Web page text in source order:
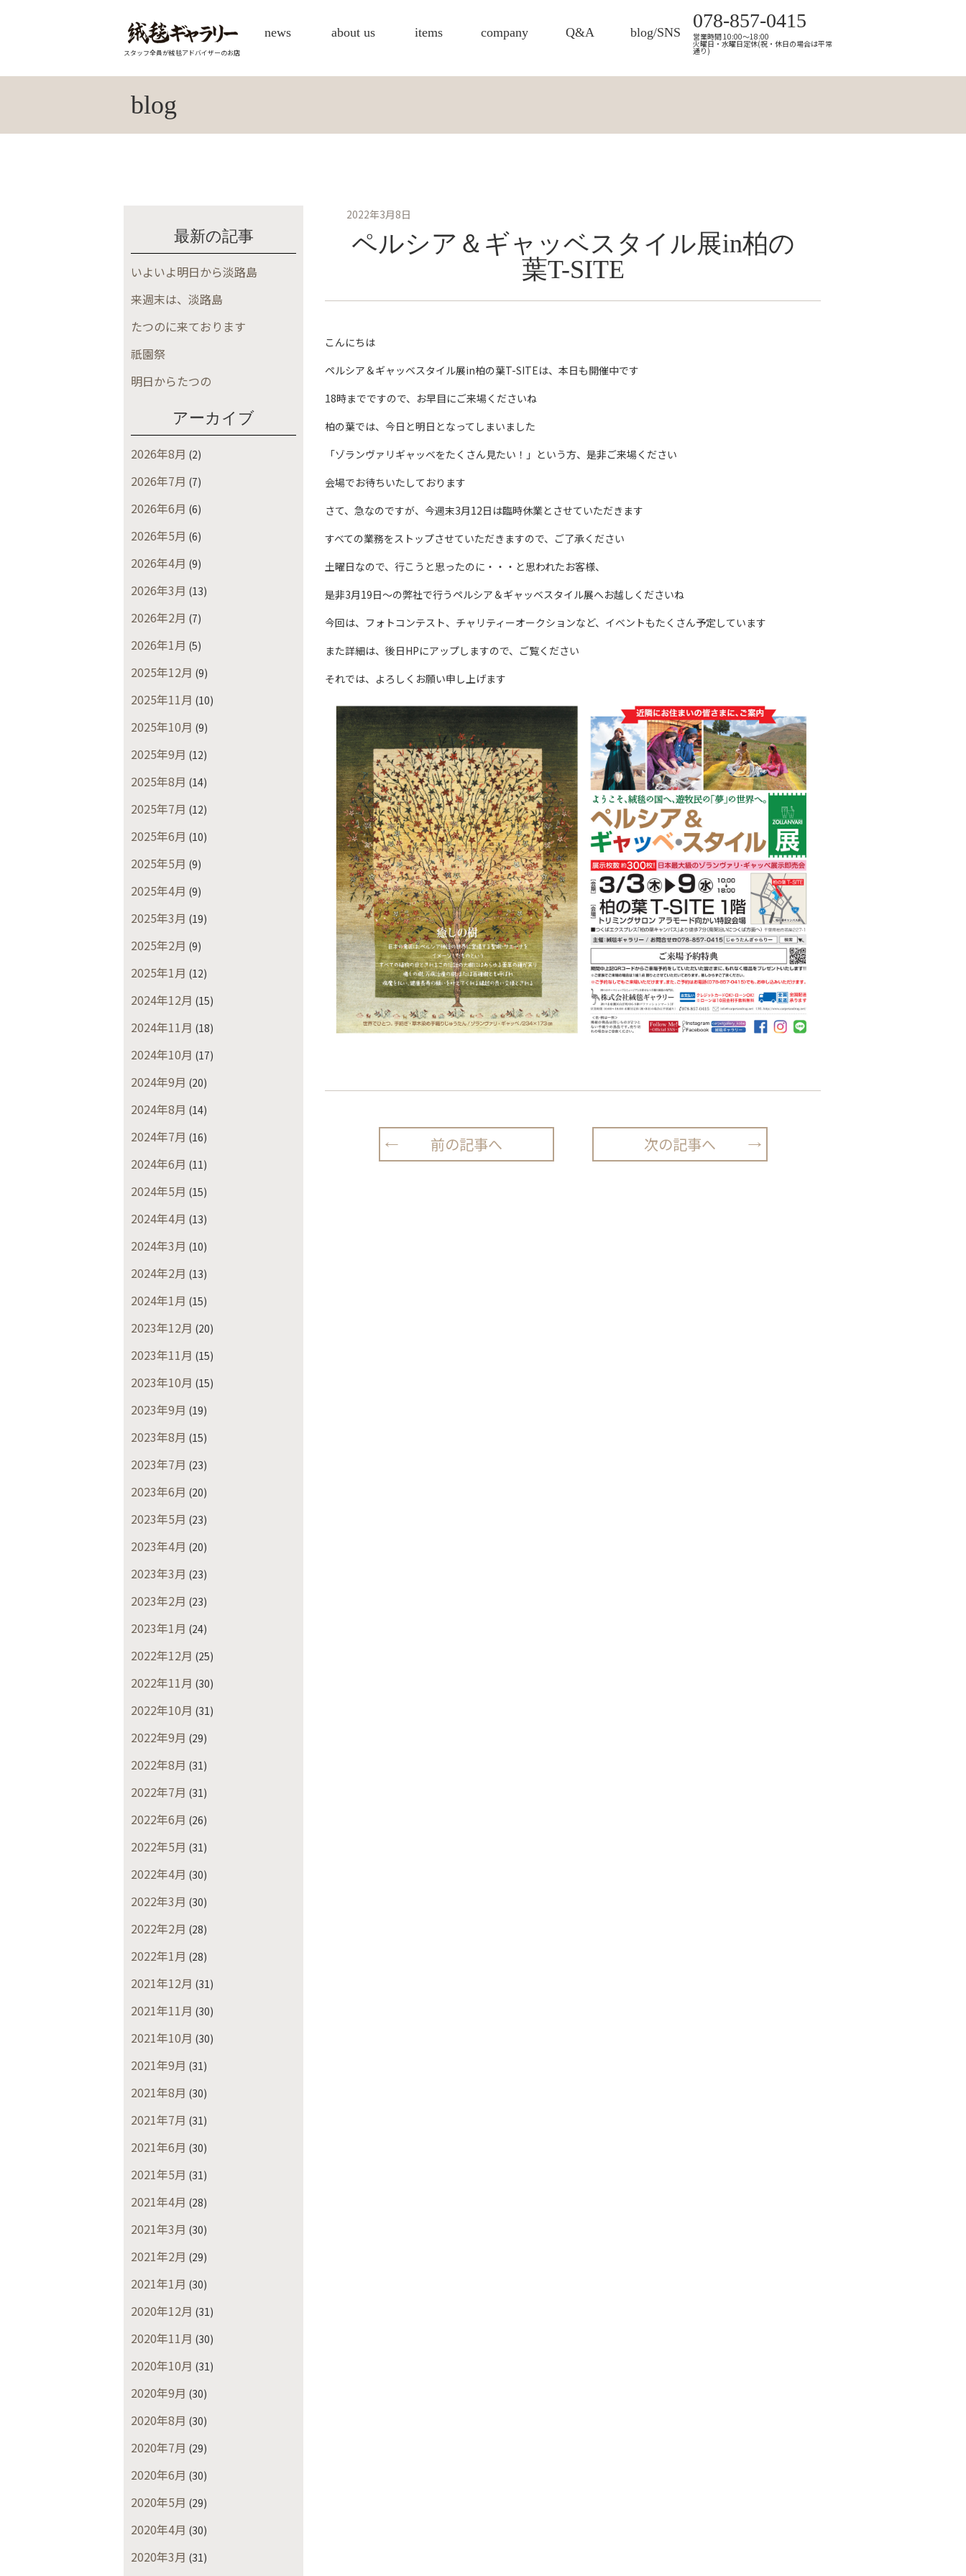
スタッフ全員が絨毯アドバイザーのお店
news about us items company Q&A blog/SNS
078-857-0415
営業時間 10:00～18:00
火曜日・水曜日定休(祝・休日の場合は平常
通り)
blog
最新の記事
いよいよ明日から淡路島
来週末は、淡路島
たつのに来ております
祇園祭
明日からたつの
アーカイブ
2026年8月 (2)
2026年7月 (7)
2026年6月 (6)
2026年5月 (6)
2026年4月 (9)
2026年3月 (13)
2026年2月 (7)
2026年1月 (5)
2025年12月 (9)
2025年11月 (10)
2025年10月 (9)
2025年9月 (12)
2025年8月 (14)
2025年7月 (12)
2025年6月 (10)
2025年5月 (9)
2025年4月 (9)
2025年3月 (19)
2025年2月 (9)
2025年1月 (12)
2024年12月 (15)
2024年11月 (18)
2024年10月 (17)
2024年9月 (20)
2024年8月 (14)
2024年7月 (16)
2024年6月 (11)
2024年5月 (15)
2024年4月 (13)
2024年3月 (10)
2024年2月 (13)
2024年1月 (15)
2023年12月 (20)
2023年11月 (15)
2023年10月 (15)
2023年9月 (19)
2023年8月 (15)
2023年7月 (23)
2023年6月 (20)
2023年5月 (23)
2023年4月 (20)
2023年3月 (23)
2023年2月 (23)
2023年1月 (24)
2022年12月 (25)
2022年11月 (30)
2022年10月 (31)
2022年9月 (29)
2022年8月 (31)
2022年7月 (31)
2022年6月 (26)
2022年5月 (31)
2022年4月 (30)
2022年3月 (30)
2022年2月 (28)
2022年1月 (28)
2021年12月 (31)
2021年11月 (30)
2021年10月 (30)
2021年9月 (31)
2021年8月 (30)
2021年7月 (31)
2021年6月 (30)
2021年5月 (31)
2021年4月 (28)
2021年3月 (30)
2021年2月 (29)
2021年1月 (30)
2020年12月 (31)
2020年11月 (30)
2020年10月 (31)
2020年9月 (30)
2020年8月 (30)
2020年7月 (29)
2020年6月 (30)
2020年5月 (29)
2020年4月 (30)
2020年3月 (31)
2022年3月8日
ペルシア＆ギャッベスタイル展in柏の
葉T-SITE
こんにちは
ペルシア＆ギャッベスタイル展in柏の葉T-SITEは、本日も開催中です
18時までですので、お早目にご来場くださいね
柏の葉では、今日と明日となってしまいました
「ゾランヴァリギャッベをたくさん見たい！」という方、是非ご来場ください
会場でお待ちいたしております
さて、急なのですが、今週末3月12日は臨時休業とさせていただきます
すべての業務をストップさせていただきますので、ご了承ください
土曜日なので、行こうと思ったのに・・・と思われたお客様、
是非3月19日～の弊社で行うペルシア＆ギャッベスタイル展へお越しくださいね
今回は、フォトコンテスト、チャリティーオークションなど、イベントもたくさん予定しています
また詳細は、後日HPにアップしますので、ご覧ください
それでは、よろしくお願い申し上げます
前の記事へ 次の記事へ